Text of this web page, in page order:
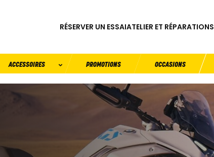
RÉSERVER UN ESSAIATELIER ET RÉPARATIONS
ACCESSOIRES PROMOTIONS OCCASIONS